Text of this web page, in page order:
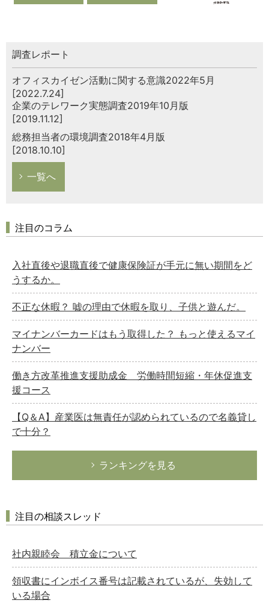
調査レポート
オフィスカイゼン活動に関する意識2022年5月
[2022.7.24]
企業のテレワーク実態調査2019年10月版
[2019.11.12]
総務担当者の環境調査2018年4月版
[2018.10.10]
一覧へ
注目のコラム
入社直後や退職直後で健康保険証が手元に無い期間をど
うするか。
不正な休暇？ 嘘の理由で休暇を取り、子供と遊んだ。
マイナンバーカードはもう取得した？ もっと使えるマイ
ナンバー
働き方改革推進支援助成金 労働時間短縮・年休促進支
援コース
【Q＆A】産業医は無責任が認められているので名義貸し
で十分？
ランキングを見る
注目の相談スレッド
社内親睦会 積立金について
領収書にインボイス番号は記載されているが、失効して
いる場合